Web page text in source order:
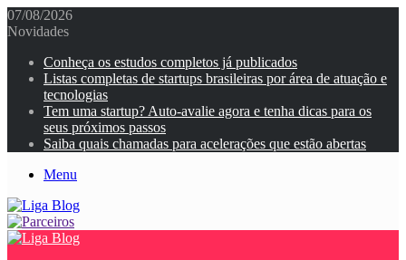
07/08/2026
Novidades
Conheça os estudos completos já publicados
Listas completas de startups brasileiras por área de atuação e
tecnologias
Tem uma startup? Auto-avalie agora e tenha dicas para os
seus próximos passos
Saiba quais chamadas para acelerações que estão abertas
Menu